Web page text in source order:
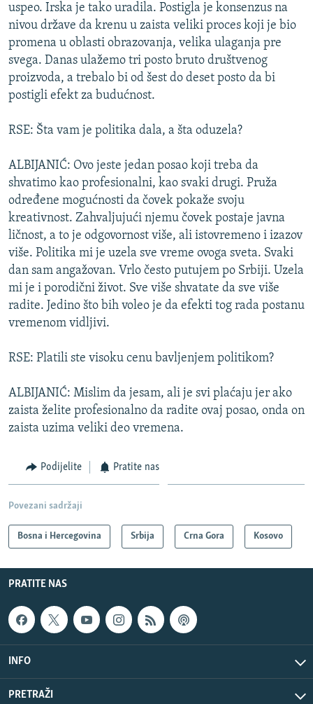
uspeo. Irska je tako uradila. Postigla je konsenzus na
nivou države da krenu u zaista veliki proces koji je bio
promena u oblasti obrazovanja, velika ulaganja pre
svega. Danas ulažemo tri posto bruto društvenog
proizvoda, a trebalo bi od šest do deset posto da bi
postigli efekt za budućnost.
RSE: Šta vam je politika dala, a šta oduzela?
ALBIJANIĆ: Ovo jeste jedan posao koji treba da
shvatimo kao profesionalni, kao svaki drugi. Pruža
određene mogućnosti da čovek pokaže svoju
kreativnost. Zahvaljujući njemu čovek postaje javna
ličnost, a to je odgovornost više, ali istovremeno i izazov
više. Politika mi je uzela sve vreme ovoga sveta. Svaki
dan sam angažovan. Vrlo često putujem po Srbiji. Uzela
mi je i porodični život. Sve više shvatate da sve više
radite. Jedino što bih voleo je da efekti tog rada postanu
vremenom vidljivi.
RSE: Platili ste visoku cenu bavljenjem politikom?
ALBIJANIĆ: Mislim da jesam, ali je svi plaćaju jer ako
zaista želite profesionalno da radite ovaj posao, onda on
zaista uzima veliki deo vremena.
Podijelite Pratite nas
Povezani sadržaji
Bosna i Hercegovina Srbija Crna Gora Kosovo
PRATITE NAS
INFO
PRETRAŽI